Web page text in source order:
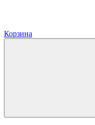
Корзина